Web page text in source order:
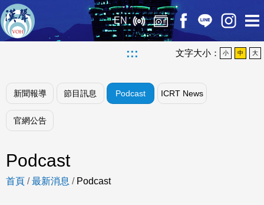
EN
::: 文字大小： 小 中 大
新聞報導 節目訊息 Podcast ICRT News
官網公告
Podcast
首頁 /最新消息 / Podcast